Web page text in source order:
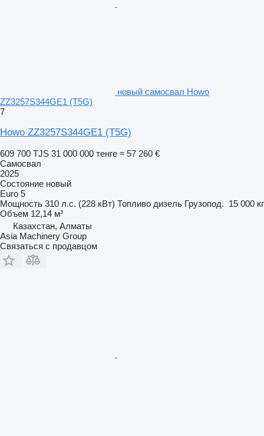
новый самосвал Howo
ZZ3257S344GE1 (T5G)
7
Howo ZZ3257S344GE1 (T5G)
609 700 TJS 31 000 000 тенге ≈ 57 260 €
Самосвал
2025
Состояние новый
Euro 5
Мощность 310 л.с. (228 кВт) Топливо дизель Грузопод. 15 000 кг
Объем 12,14 м³
Казахстан, Алматы
Asia Machinery Group
Связаться с продавцом